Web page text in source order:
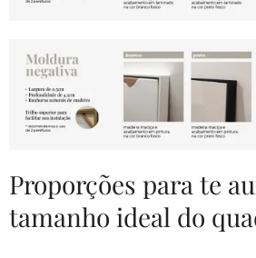
Proporções para te
tamanho ideal do